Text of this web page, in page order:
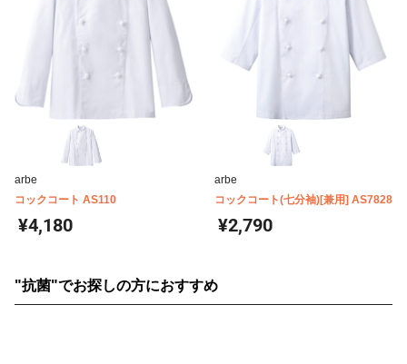
arbe
コックコート AS110
¥4,180
arbe
コックコート(七分袖)[兼用] AS7828
¥2,790
"抗菌"でお探しの方におすすめ